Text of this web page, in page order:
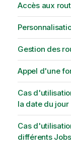
Accès aux
Gestion des
Appel d'une
Cas
la date du jour
Cas
différents Jobs